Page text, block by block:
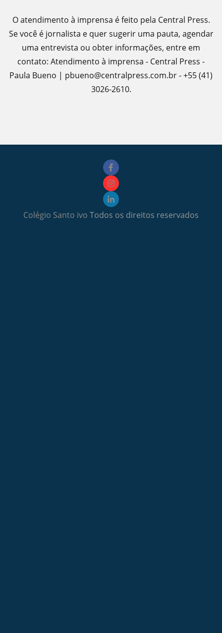
O atendimento à imprensa é feito pela Central Press.
Se você é jornalista e quer sugerir uma pauta, agendar
uma entrevista ou obter informações, entre em
contato: Atendimento à imprensa - Central Press -
Paula Bueno | pbueno@centralpress.com.br - +55 (41)
3026-2610.
Colégio Santo ivo Todos os direitos reservados